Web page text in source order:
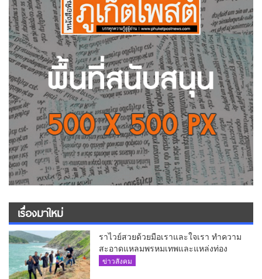
เรื่องมาใหม่
ราไวย์สวยด้วยมือเราและใจเรา ทำความ
สะอาดแหลมพรหมเทพและแหล่งท่อง
เที่ยว
ข่าวสังคม